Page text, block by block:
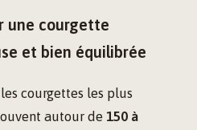
une courgette
et bien équilibrée
courgettes les plus
autour de 150 à